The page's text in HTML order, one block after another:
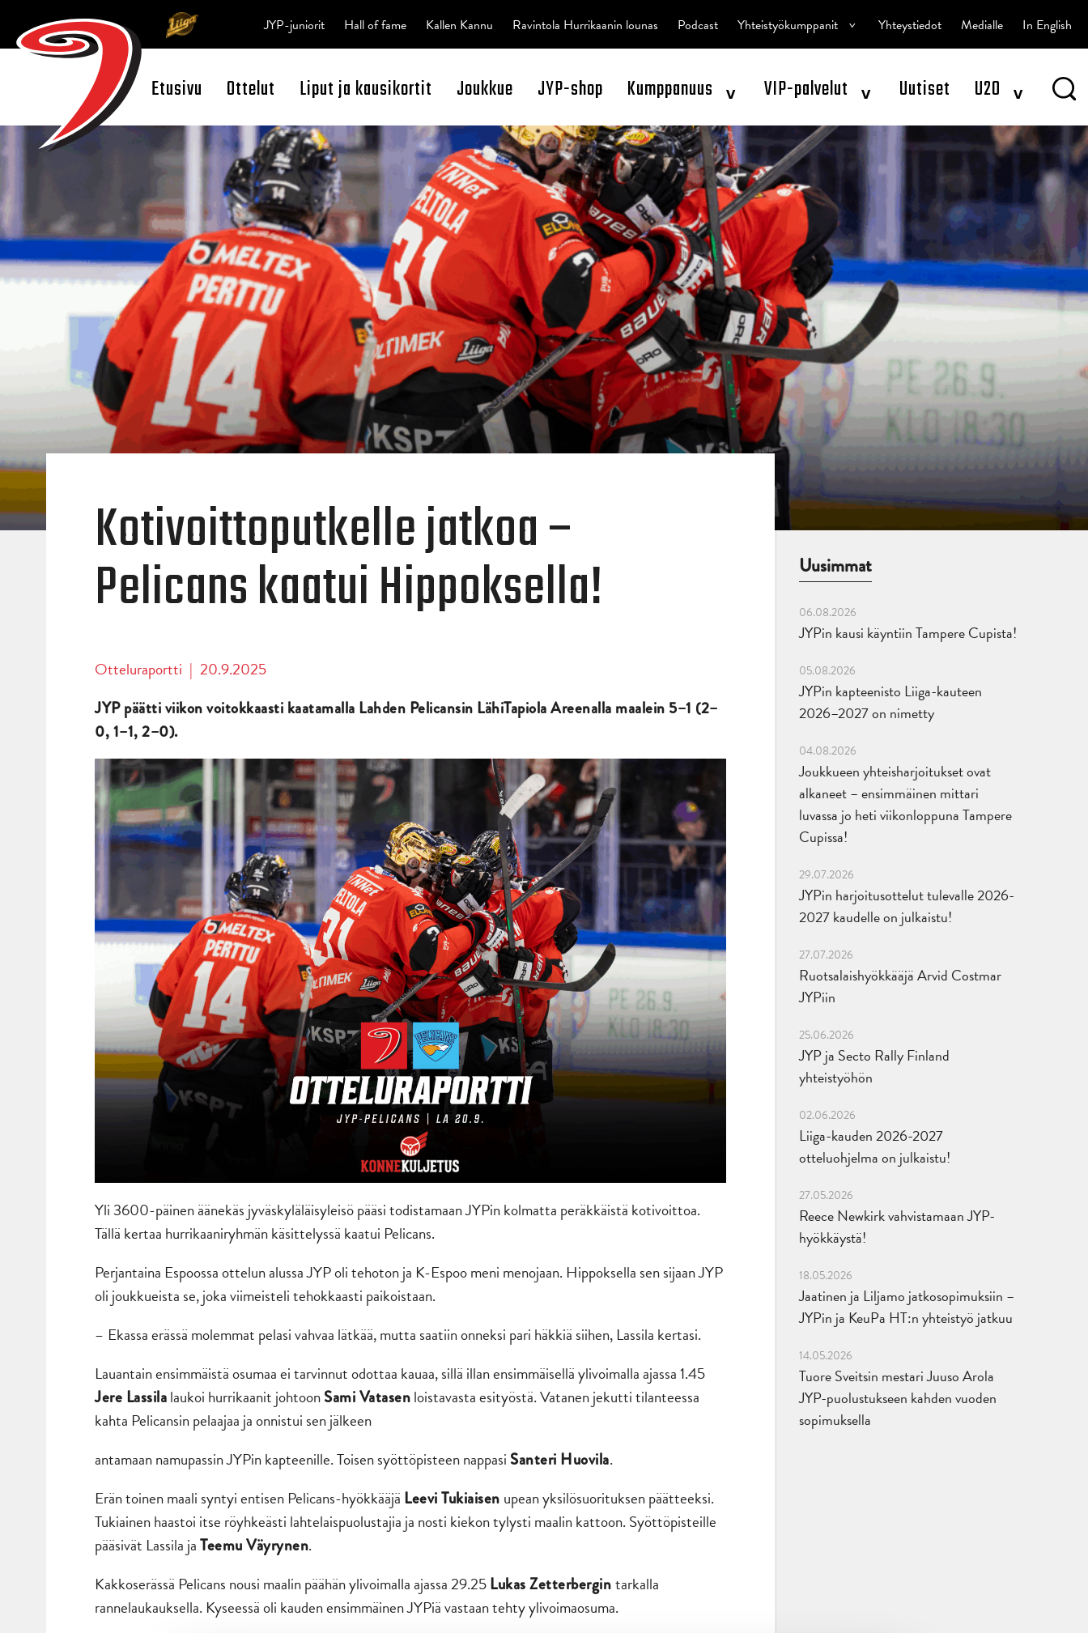
Open Search
Etusivu Ottelut Liput ja kausikortit Joukkue JYP-shop Kumppanuus ^ VIP-palvelut ^ Uutiset U20 ^
JYP-juniorit Hall of fame Kallen Kannu Ravintola Hurrikaanin lounas Podcast Yhteistyökumppanit ^ Yhteystiedot Medialle In English
Kotivoittoputkelle jatkoa –
Pelicans kaatui Hippoksella!
Otteluraportti | 20.9.2025
JYP päätti viikon voitokkaasti kaatamalla Lahden Pelicansin LähiTapiolaAreenalla maalein 5–1 (2–
0, 1–1, 2–0).
Yli 3600-päinen äänekäs jyväskyläläisyleisö pääsi todistamaan JYPin kolmatta peräkkäistä kotivoittoa.
Tällä kertaa hurrikaaniryhmän käsittelyssä kaatui Pelicans.
Perjantaina Espoossa ottelun alussa JYP oli tehoton ja K-Espoo meni menojaan. Hippoksella sen sijaan JYP
oli joukkueista se, joka viimeisteli tehokkaasti paikoistaan.
– Ekassa erässä molemmat pelasi vahvaa lätkää, mutta saatiin onneksi pari häkkiä siihen, Lassila kertasi.
Lauantain ensimmäistä osumaa ei tarvinnut odottaa kauaa, sillä illan ensimmäisellä ylivoimalla ajassa 1.45
Jere Lassilalaukoi hurrikaanit johtoonSami Vatasenloistavasta esityöstä. Vatanen jekutti tilanteessa
kahta Pelicansin pelaajaa ja onnistui sen jälkeen
antamaan namupassin JYPin kapteenille. Toisen syöttöpisteen nappasi Santeri Huovila.
Erän toinen maali syntyi entisen Pelicans-hyökkääjä Leevi Tukiaisen upean yksilösuorituksen päätteeksi.
Tukiainen haastoi itse röyhkeästi lahtelaispuolustajia ja nosti kiekon tylysti maalin kattoon. Syöttöpisteille
pääsivät Lassila jaTeemu Väyrynen.
Kakkoserässä Pelicans nousi maalin päähän ylivoimalla ajassa 29.25Lukas Zetterbergintarkalla
rannelaukauksella. Kyseessä oli kauden ensimmäinen JYPiä vastaan tehty ylivoimaosuma.
Uusimmat
06.08.2026
JYPin kausi käyntiin Tampere Cupista!
05.08.2026
JYPin kapteenisto Liiga-kauteen
2026–2027 on nimetty
04.08.2026
Joukkueen yhteisharjoitukset ovat
alkaneet – ensimmäinen mittari
luvassa jo heti viikonloppuna Tampere
Cupissa!
29.07.2026
JYPin harjoitusottelut tulevalle 2026-
2027 kaudelle on julkaistu!
27.07.2026
Ruotsalaishyökkääjä Arvid Costmar
JYPiin
25.06.2026
JYP ja Secto Rally Finland
yhteistyöhön
02.06.2026
Liiga-kauden 2026-2027
otteluohjelma on julkaistu!
27.05.2026
Reece Newkirk vahvistamaan JYP-
hyökkäystä!
18.05.2026
Jaatinen ja Liljamo jatkosopimuksiin –
JYPin ja KeuPa HT:n yhteistyö jatkuu
14.05.2026
Tuore Sveitsin mestari Juuso Arola
JYP-puolustukseen kahden vuoden
sopimuksella